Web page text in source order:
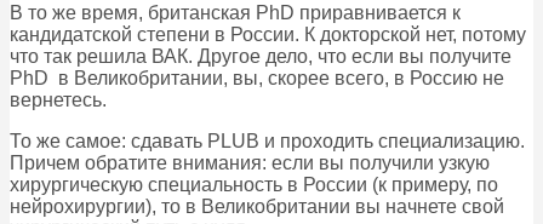
В то же время, британская PhD приравнивается к
кандидатской степени в России. К докторской нет, потому
что так решила ВАК. Другое дело, что если вы получите
PhD в Великобритании, вы, скорее всего, в Россию не
вернетесь.
То же самое: сдавать PLUB и проходить специализацию.
Причем обратите внимания: если вы получили узкую
хирургическую специальность в России (к примеру, по
нейрохирургии), то в Великобритании вы начнете свой